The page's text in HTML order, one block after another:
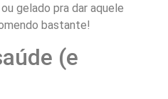
gelado pra dar aquele
bastante!
(e